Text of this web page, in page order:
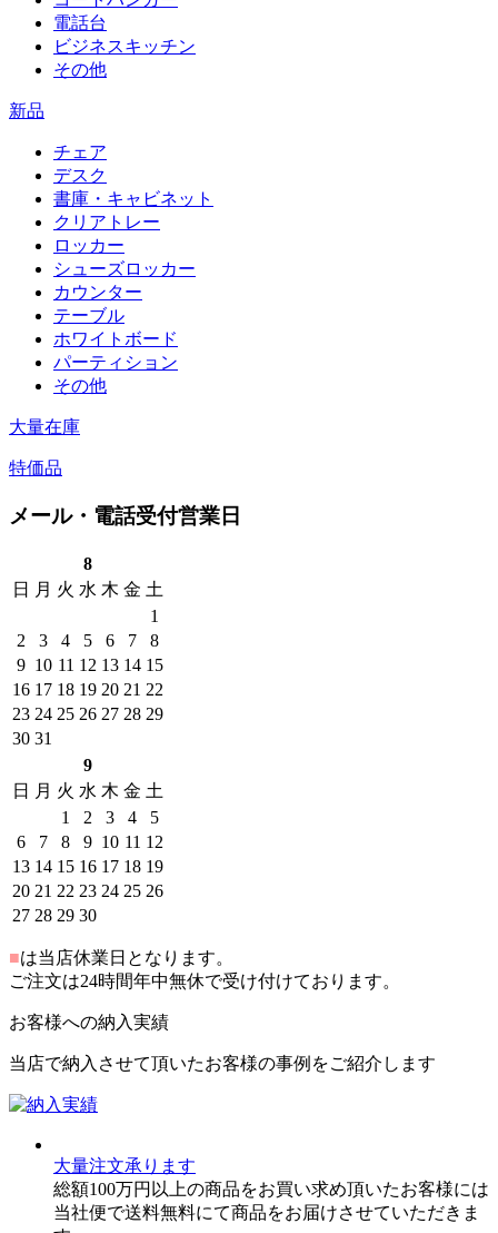
電話台
ビジネスキッチン
その他
新品
チェア
デスク
書庫・キャビネット
クリアトレー
ロッカー
シューズロッカー
カウンター
テーブル
ホワイトボード
パーティション
その他
大量在庫
特価品
メール・電話受付営業日
8
日
月 火 水 木 金 土
1
2
3 4 5 6 7
8
9 10 11 12 13 14 15
16 17 18 19 20 21 22
23 24 25 26 27 28 29
30 31
9
日
月 火 水 木 金 土
1
2 3 4
5
6
7 8 9 10 11 12
13 14 15 16 17 18 19
20 21 22 23 24 25 26
27 28 29 30
■は当店休業日となります。
ご注文は24時間年中無休で受け付けております。
お客様への納入実績
当店で納入させて頂いたお客様の事例をご紹介します
大量注文承ります
総額100万円以上の商品をお買い求め頂いたお客様には
当社便で送料無料にて商品をお届けさせていただきま